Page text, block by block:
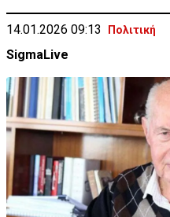
14.01.2026 09:13 Πολιτική
SigmaLive